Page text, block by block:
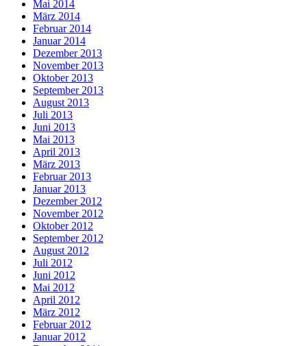
Mai 2014
März 2014
Februar 2014
Januar 2014
Dezember 2013
November 2013
Oktober 2013
September 2013
August 2013
Juli 2013
Juni 2013
Mai 2013
April 2013
März 2013
Februar 2013
Januar 2013
Dezember 2012
November 2012
Oktober 2012
September 2012
August 2012
Juli 2012
Juni 2012
Mai 2012
April 2012
März 2012
Februar 2012
Januar 2012